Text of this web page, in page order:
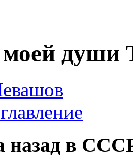
моей души
назад в